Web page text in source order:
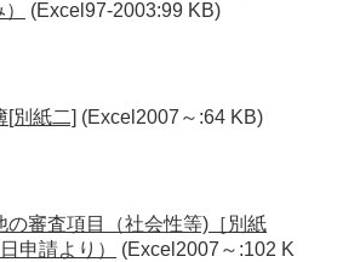
(Excel97-2003:99 KB)
[別紙二] (Excel2007～:64 KB)
の審査項目（社会性等)［別紙
申請より）
(Excel2007～:102 K